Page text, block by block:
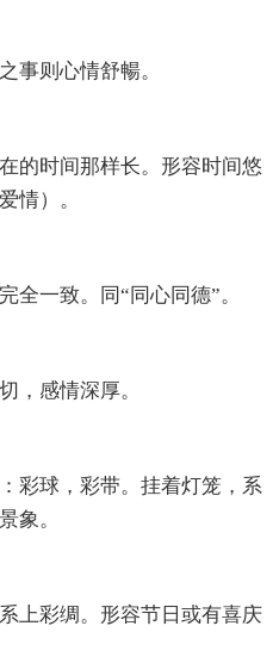
事则心情舒暢。
的时间那样长。形容时间悠
情）。
全一致。同“同心同德”。
，感情深厚。
彩球，彩带。挂着灯笼，系
象。
上彩绸。形容节日或有喜庆